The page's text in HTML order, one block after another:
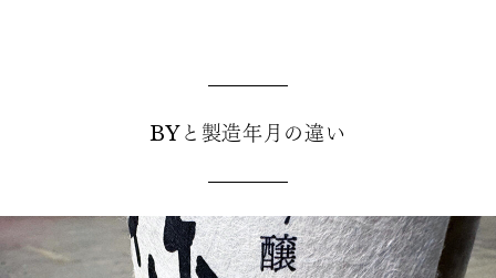
BYと製造年月の違い